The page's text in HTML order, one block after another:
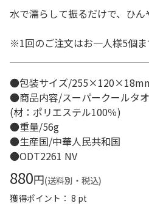
水で濡らして振るだけで、ひん
※1回のご注文はお一人様5個ま
●包装サイズ/
●商品内容/スーパークールタ
(材：ポリエステル100％)
●重量/56g
●生産国/中華人民共和国
●ODT2261 NV
880円(送料別・税込)
獲得ポイント： 8 pt